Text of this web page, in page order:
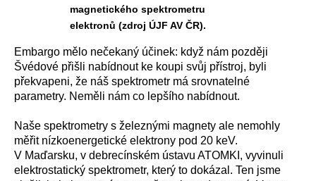
magnetického spektrometru
elektronů (zdroj ÚJF AV ČR).
Embargo mělo nečekaný účinek: když nám později
Švédové přišli nabídnout ke koupi svůj přístroj, byli
překvapeni, že náš spektrometr má srovnatelné
parametry. Neměli nám co lepšího nabídnout.
Naše spektrometry s železnými magnety ale nemohly
měřit nízkoenergetické elektrony pod 20 keV.
V Maďarsku, v debrecínském ústavu ATOMKI, vyvinuli
elektrostatický spektrometr, který to dokázal. Ten jsme